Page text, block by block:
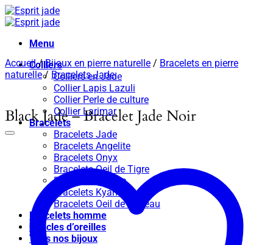
Passer
au
Menu
Colliers
Colliers en Jade
Collier Lapis Lazuli
Collier Perle de culture
Collier Larimar
Bracelets
Bracelets Jade
Bracelets Angelite
Bracelets Onyx
Bracelets Oeil de Tigre
Bracelets Apatite
Bracelets Kyanite
Bracelets Oeil de taureau
Bracelets homme
Boucles d’oreilles
Tous nos bijoux
Accueil / Bijoux en pierre naturelle / Bracelets en pierre
naturelle / Bracelets Jade
Black Jade – Bracelet Jade Noir